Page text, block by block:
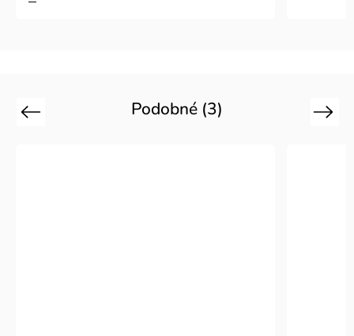
Podobné (3)
Previous Next